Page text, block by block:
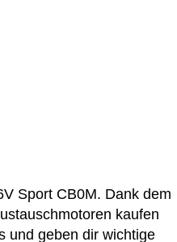
Sport CB0M. Dank dem
kaufen
und geben dir wichtige